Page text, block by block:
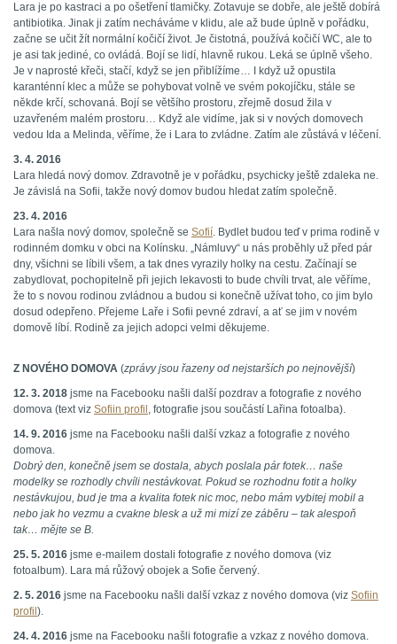
Lara je po kastraci a po ošetření tlamičky. Zotavuje se dobře, ale ještě dobírá
antibiotika. Jinak ji zatím necháváme v klidu, ale až bude úplně v pořádku,
začne se učit žít normální kočičí život. Je čistotná, používá kočičí WC, ale to
je asi tak jediné, co ovládá. Bojí se lidí, hlavně rukou. Leká se úplně všeho.
Je v naprosté křeči, stačí, když se jen přiblížíme… I když už opustila
karanténní klec a může se pohybovat volně ve svém pokojíčku, stále se
někde krčí, schovaná. Bojí se většího prostoru, zřejmě dosud žila v
uzavřeném malém prostoru… Když ale vidíme, jak si v nových domovech
vedou Ida a Melinda, věříme, že i Lara to zvládne. Zatím ale zůstává v léčení.
3. 4. 2016
Lara hledá nový domov. Zdravotně je v pořádku, psychicky ještě zdaleka ne.
Je závislá na Sofii, takže nový domov budou hledat zatím společně.
23. 4. 2016
Lara našla nový domov, společně se Sofií. Bydlet budou teď v prima rodině v
rodinném domku v obci na Kolínsku. „Námluvy“ u nás proběhly už před pár
dny, všichni se líbili všem, a tak dnes vyrazily holky na cestu. Začínají se
zabydlovat, pochopitelně při jejich lekavosti to bude chvíli trvat, ale věříme,
že to s novou rodinou zvládnou a budou si konečně užívat toho, co jim bylo
dosud odepřeno. Přejeme Laře i Sofii pevné zdraví, a ať se jim v novém
domově líbí. Rodině za jejich adopci velmi děkujeme.
Z NOVÉHO DOMOVA (zprávy jsou řazeny od nejstarších po nejnovější)
12. 3. 2018 jsme na Facebooku našli další pozdrav a fotografie z nového
domova (text viz Sofiin profil , fotografie jsou součástí Lařina fotoalba).
14. 9. 2016 jsme na Facebooku našli další vzkaz a fotografie z nového
domova.
Dobrý den, konečně jsem se dostala, abych poslala pár fotek… naše
modelky se rozhodly chvíli nestávkovat. Pokud se rozhodnu fotit a holky
nestávkujou, bud je tma a kvalita fotek nic moc, nebo mám vybitej mobil a
nebo jak ho vezmu a cvakne blesk a už mi mizí ze záběru – tak alespoň
tak… mějte se B.
25. 5. 2016 jsme e-mailem dostali fotografie z nového domova (viz
fotoalbum). Lara má růžový obojek a Sofie červený.
2. 5. 2016 jsme na Facebooku našli další vzkaz z nového domova (viz Sofiin
profil ).
24. 4. 2016 jsme na Facebooku našli fotografie a vzkaz z nového domova.